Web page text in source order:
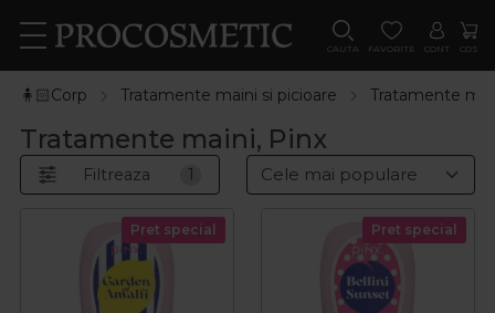
CAUTA FAVORITE CONT COS
🧍🏻Corp Tratamente maini si picioare Tratamente
Tratamente maini, Pinx
Filtreaza 1
Pret special Pret special